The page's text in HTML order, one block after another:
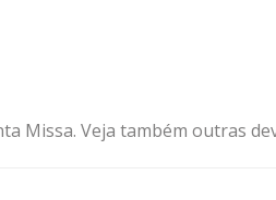
Missa. Veja também outras